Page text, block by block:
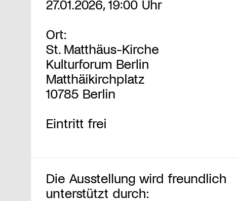
27.01.2026, 19:00 Uhr
Ort:
St. Matthäus-Kirche
Kulturforum Berlin
Matthäikirchplatz
10785 Berlin
Eintritt frei
Die Ausstellung wird freundlich
unterstützt durch: